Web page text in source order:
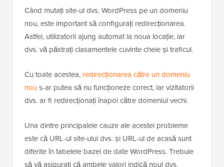
Când mutați site-ul dvs. WordPress pe un domeniu
nou, este important să configurați redirecționarea.
Astfel, utilizatorii ajung automat la noua locație, iar
dvs. vă păstrați clasamentele cuvinte cheie și traficul.
Cu toate acestea, redirecționarea către un domeniu
nous-ar putea să nu funcționeze corect, iar vizitatorii
dvs. ar fi redirecționați înapoi către domeniul vechi.
Una dintre principalele cauze ale acestei probleme
este că URL-ul site-ului dvs. și URL-ul de acasă sunt
diferite în tabelele bazei de date WordPress. Trebuie
să vă asigurați că ambele valori indică noul dvs.